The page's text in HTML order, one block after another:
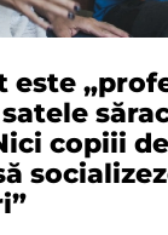
este
copiii